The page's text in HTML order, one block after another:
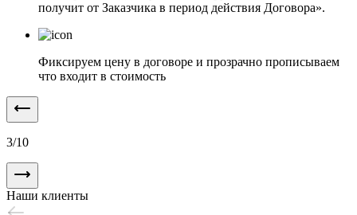
получит от Заказчика в период действия Договора».
Фиксируем цену в договоре и прозрачно прописываем
что входит в стоимость
3/10
Наши клиенты